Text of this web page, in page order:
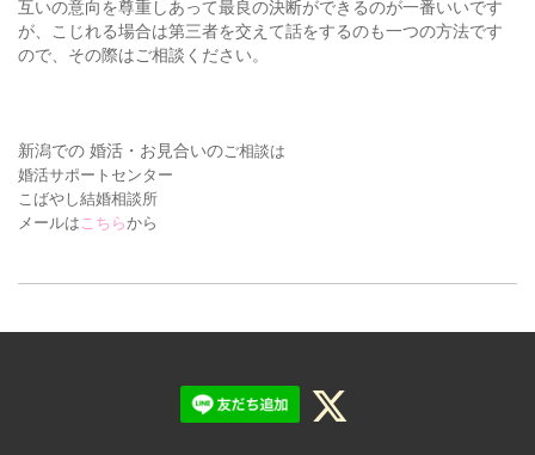
互いの意向を尊重しあって最良の決断ができるのが一番いいです
が、こじれる場合は第三者を交えて話をするのも一つの方法です
ので、その際はご相談ください。
新潟での 婚活・お見合いのご相談は
婚活サポートセンター
こばやし結婚相談所
メールはこちらから